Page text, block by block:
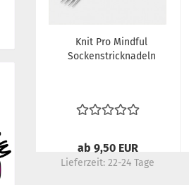
Knit Pro Mindful
Sockenstricknadeln
ab 9,50 EUR
Lieferzeit:22-24 Tage